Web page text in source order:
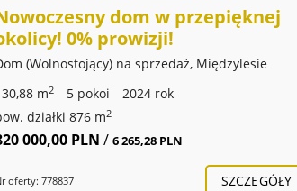
dom w przepięknej
0% prowizji!
(Wolnostojący) na sprzedaż, Międzylesie
m2 5 pokoi
2024 rok
działki 876 m2
000,00 PLN / 6 265,28 PLN
oferty: 778837 SZCZEGÓŁY